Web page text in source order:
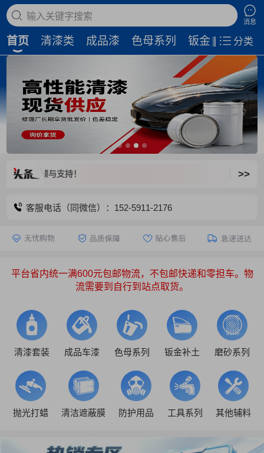
搜索商品
消息
首页 清漆类 成品漆 色母系列 钣金补土 磨
分类
爱出色汽车新
>>
客服电话（同微信）：152-5911-2176
平台省内统一满600元包邮物流，不包邮快递和零担车。物
流需要到自行到站点取货。
清漆套装 成品车漆 色母系列 钣金补土 磨砂系列
抛光打蜡 清洁遮蔽膜 防护用品 工具系列 其他辅料